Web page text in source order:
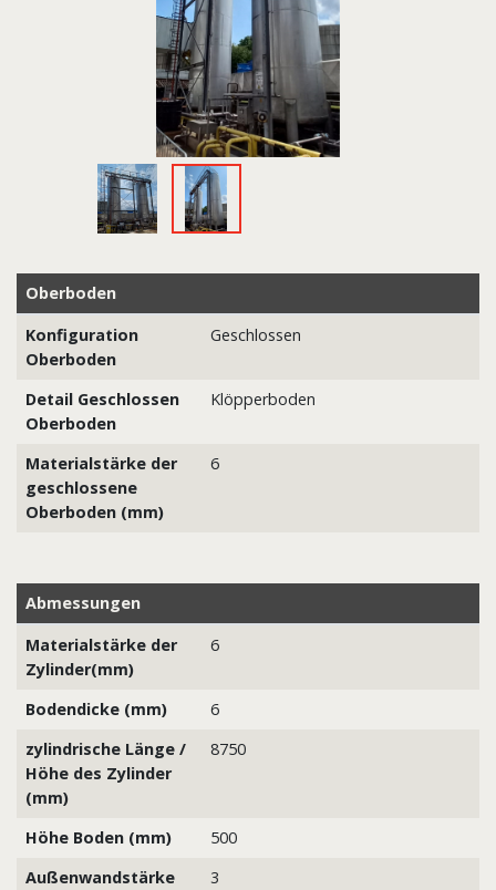
Oberboden
Konfiguration
Oberboden
Geschlossen
Detail Geschlossen
Oberboden
Klöpperboden
Materialstärke der
geschlossene
Oberboden (mm)
6
Abmessungen
Materialstärke der
Zylinder(mm)
6
Bodendicke (mm)
6
zylindrische Länge /
Höhe des Zylinder
(mm)
8750
Höhe Boden (mm)
500
Außenwandstärke
3